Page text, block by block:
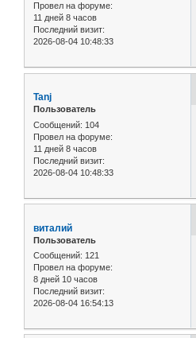
Провел на форуме:
11 дней 8 часов
Последний визит:
2026-08-04 10:48:33
Tanj
Пользователь
Сообщений: 104
Провел на форуме:
11 дней 8 часов
Последний визит:
2026-08-04 10:48:33
виталий
Пользователь
Сообщений: 121
Провел на форуме:
8 дней 10 часов
Последний визит:
2026-08-04 16:54:13